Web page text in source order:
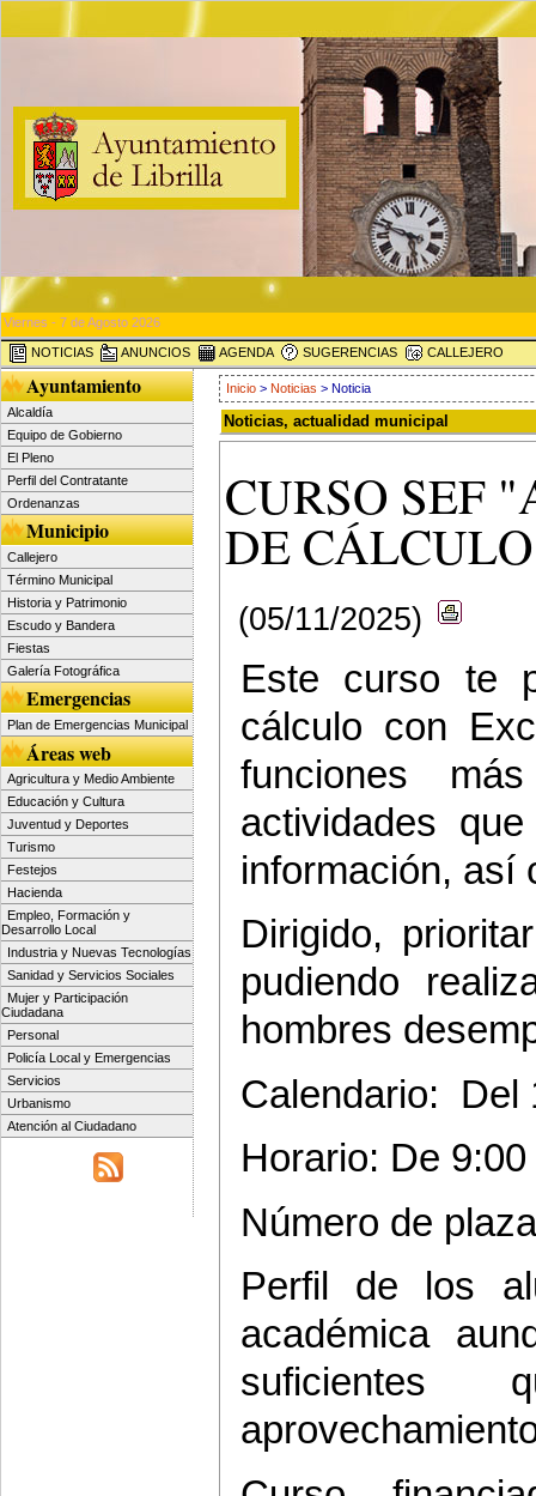
Viernes - 7 de Agosto 2026
NOTICIAS ANUNCIOS AGENDA SUGERENCIAS CALLEJERO
Ayuntamiento
Alcaldía
Equipo de Gobierno
El Pleno
Perfil del Contratante
Ordenanzas
Municipio
Callejero
Término Municipal
Historia y Patrimonio
Escudo y Bandera
Fiestas
Galería Fotográfica
Emergencias
Plan de Emergencias Municipal
Áreas web
Agricultura y Medio Ambiente
Educación y Cultura
Juventud y Deportes
Turismo
Festejos
Hacienda
Empleo, Formación y
Desarrollo Local
Industria y Nuevas Tecnologías
Sanidad y Servicios Sociales
Mujer y Participación
Ciudadana
Personal
Policía Local y Emergencias
Servicios
Urbanismo
Atención al Ciudadano
Inicio > Noticias > Noticia
Noticias, actualidad municipal
CURSO SEF
DE
(05/11/2025)
Este curso te
cálculo con
funciones
actividades
información, así
Dirigido,
pudiendo
hombres
Calendario: Del
Horario: De
Número de
Perfil de los
académica
suficientes